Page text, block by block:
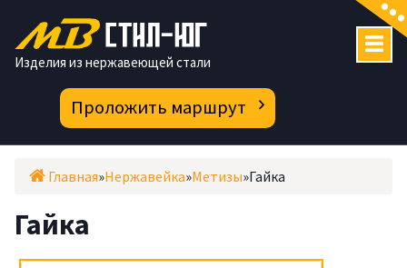
содержимому
Изделия из нержавеющей стали
Проложить маршрут
Главная»Нержавейка»Метизы»Гайка
Гайка